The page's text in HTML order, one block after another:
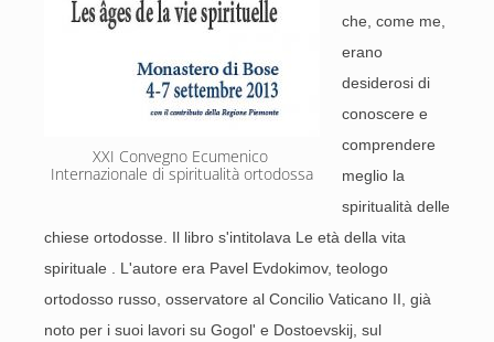
XXI Convegno Ecumenico
Internazionale di spiritualità ortodossa
che, come me,
erano
desiderosi di
conoscere e
comprendere
meglio la
spiritualità delle
chiese ortodosse. Il libro s'intitolava Le età della vita
spirituale . L'autore era Pavel Evdokimov, teologo
ortodosso russo, osservatore al Concilio Vaticano II, già
noto per i suoi lavori su Gogol' e Dostoevskij, sul